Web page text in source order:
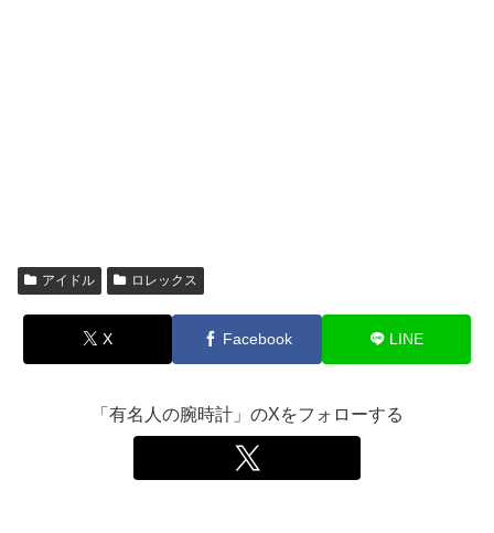
アイドル ロレックス
X Facebook LINE
「有名人の腕時計」のXをフォローする